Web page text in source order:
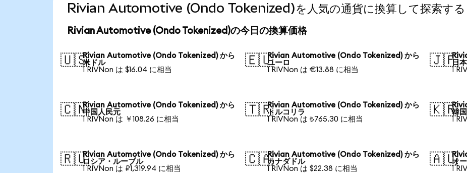
Rivian Automotive (Ondo Tokenized)を人気の通貨に換算して探索する
Rivian Automotive (Ondo Tokenized)の今日の換算価格
🇺🇸Rivian Automotive (Ondo Tokenized) から
米ドル
1 RIVNon は $16.04 に相当
🇪🇺Rivian Automotive (Ondo Tokenized) から
ユーロ
1 RIVNon は €13.88 に相当
🇯🇵日
1
🇨🇳Rivian Automotive (Ondo Tokenized) から
中国人民元
1 RIVNon は ￥108.26 に相当
🇹🇷Rivian Automotive (Ondo Tokenized) から
トルコリラ
1 RIVNon は ₺765.30 に相当
🇰🇷
韓
1
🇷🇺Rivian Automotive (Ondo Tokenized) から
ロシア・ルーブル
1 RIVNon は ₽1,319.94 に相当
🇨🇦Rivian Automotive (Ondo Tokenized) から
カナダドル
1 RIVNon は $22.38 に相当
🇦🇺
オ
1